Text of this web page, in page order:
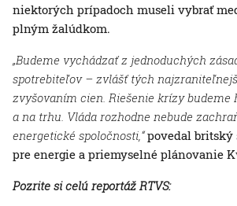
niektorých prípadoch museli vybrať
plným žalúdkom.
„Budeme vychádzať z jednoduchých
spotrebiteľov – zvlášť tých
zvyšovaním cien. Riešenie krízy budeme
a na trhu. Vláda rozhodne nebude
energetické spoločnosti,“povedal
pre energie a priemyselné plánovanie
Pozrite si celú reportáž RTVS: